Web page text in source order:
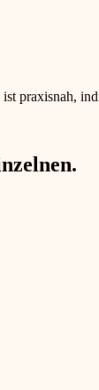
praxisnah,